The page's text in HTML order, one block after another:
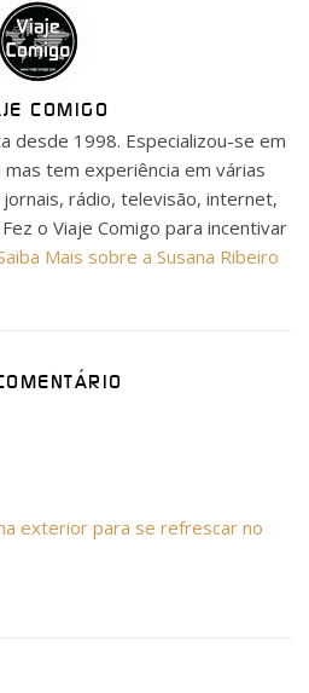
COMIGO
desde 1998. Especializou-se em
tem experiência em várias
rádio, televisão, internet,
o Viaje Comigo para incentivar
Mais sobre a Susana Ribeiro
exterior para se refrescar no